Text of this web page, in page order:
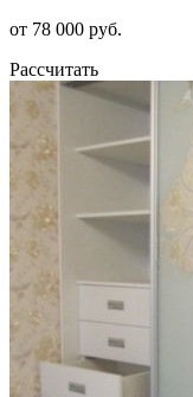
от 78 000 руб.
Рассчитать